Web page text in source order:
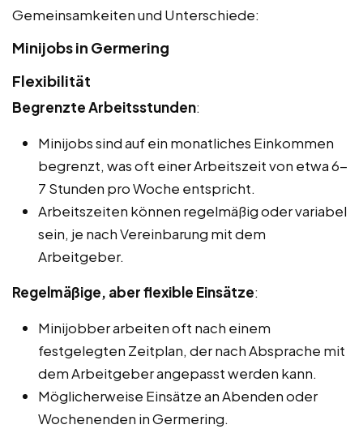
Gemeinsamkeiten und Unterschiede:
Minijobs in Germering
Flexibilität
Begrenzte Arbeitsstunden:
Minijobs sind auf ein monatliches Einkommen
begrenzt, was oft einer Arbeitszeit von etwa 6-
7 Stunden pro Woche entspricht.
Arbeitszeiten können regelmäßig oder variabel
sein, je nach Vereinbarung mit dem
Arbeitgeber.
Regelmäßige, aber flexible Einsätze:
Minijobber arbeiten oft nach einem
festgelegten Zeitplan, der nach Absprache mit
dem Arbeitgeber angepasst werden kann.
Möglicherweise Einsätze an Abenden oder
Wochenenden in Germering.